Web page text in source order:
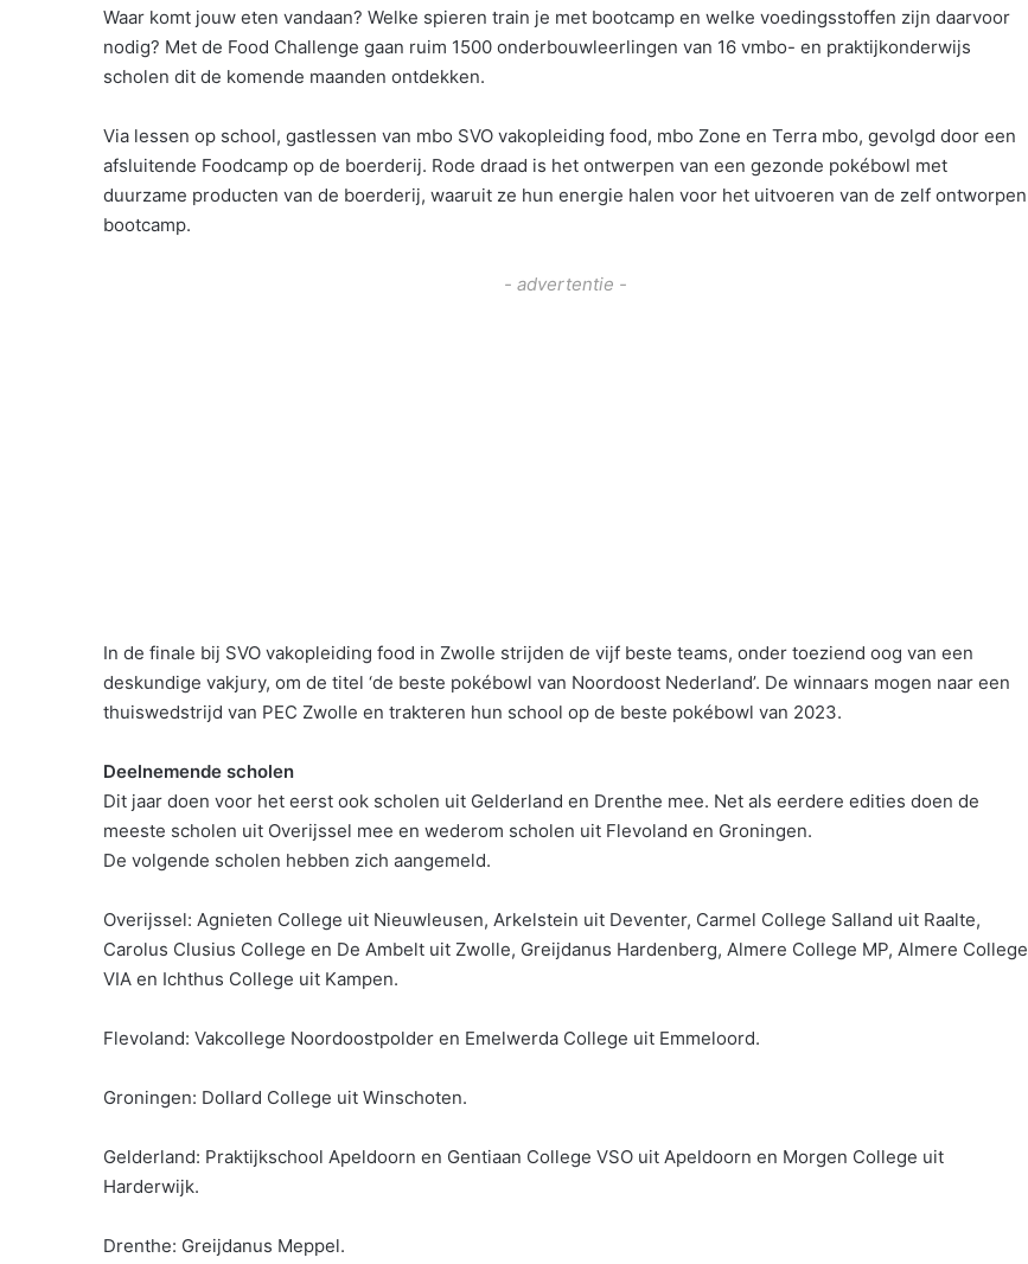
Waar komt jouw eten vandaan? Welke spieren train je met bootcamp en welke voedingsstoffen zijn daarvoor
nodig? Met de Food Challenge gaan ruim 1500 onderbouwleerlingen van 16 vmbo- en praktijkonderwijs
scholen dit de komende maanden ontdekken.
Via lessen op school, gastlessen van mbo SVO vakopleiding food, mbo Zone en Terra mbo, gevolgd door een
afsluitende Foodcamp op de boerderij. Rode draad is het ontwerpen van een gezonde pokébowl met
duurzame producten van de boerderij, waaruit ze hun energie halen voor het uitvoeren van de zelf ontworpen
bootcamp.
- advertentie -
In de finale bij SVO vakopleiding food in Zwolle strijden de vijf beste teams, onder toeziend oog van een
deskundige vakjury, om de titel ‘de beste pokébowl van Noordoost Nederland’. De winnaars mogen naar een
thuiswedstrijd van PEC Zwolle en trakteren hun school op de beste pokébowl van 2023.
Deelnemende scholen
Dit jaar doen voor het eerst ook scholen uit Gelderland en Drenthe mee. Net als eerdere edities doen de
meeste scholen uit Overijssel mee en wederom scholen uit Flevoland en Groningen.
De volgende scholen hebben zich aangemeld.
Overijssel: Agnieten College uit Nieuwleusen, Arkelstein uit Deventer, Carmel College Salland uit Raalte,
Carolus Clusius College en De Ambelt uit Zwolle, Greijdanus Hardenberg, Almere College MP, Almere College
VIA en Ichthus College uit Kampen.
Flevoland: Vakcollege Noordoostpolder en Emelwerda College uit Emmeloord.
Groningen: Dollard College uit Winschoten.
Gelderland: Praktijkschool Apeldoorn en Gentiaan College VSO uit Apeldoorn en Morgen College uit
Harderwijk.
Drenthe: Greijdanus Meppel.